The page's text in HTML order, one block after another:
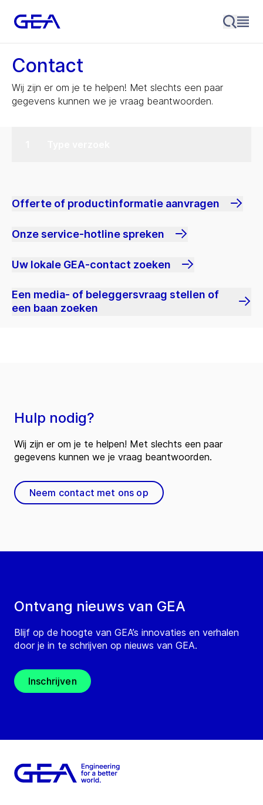
Contact
Wij zijn er om je te helpen! Met slechts een paar
gegevens kunnen we je vraag beantwoorden.
Offerte of productinformatie aanvragen
Onze service-hotline spreken
Uw lokale GEA-contact zoeken
Een media- of beleggersvraag stellen of
een baan zoeken
Ontvang nieuws van GEA
Blijf op de hoogte van GEA’s innovaties en verhalen
door je in te schrijven op nieuws van GEA.
Inschrijven
Hulp nodig?
Wij zijn er om je te helpen! Met slechts een paar
gegevens kunnen we je vraag beantwoorden.
Neem contact met ons op